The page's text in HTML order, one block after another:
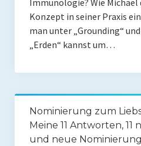
Produkttest
Paleo Bücher
Abnehmen mit Paleo
Immunologie? Wie
Konzept in seiner Praxis
man unter „Grounding“
„Erden“ kannst um…
Nominierung zum
Meine 11 Antworten, 11
und neue